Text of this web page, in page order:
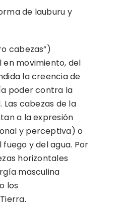
de lauburu y
cabezas”)
movimiento, del
la creencia de
poder contra la
Las cabezas de la
a la expresión
y perceptiva) o
y del agua. Por
horizontales
masculina
los